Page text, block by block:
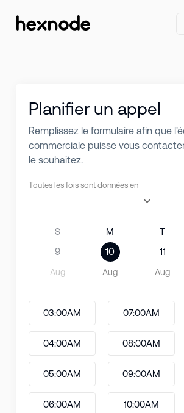
Planifier un appel
Remplissez le formulaire afin que
commerciale puisse vous
le souhaitez.
Toutes les fois sont données en
S
9
Aug
M
10
Aug
T
11
Aug
03:00AM
04:00AM
05:00AM
06:00AM
07:00AM
08:00AM
09:00AM
10:00AM